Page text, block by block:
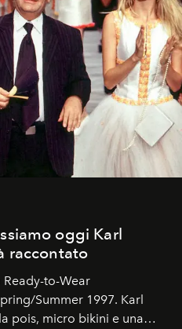
oggi Karl
raccontato
to-Wear
Summer 1997. Karl
pois, micro bikini e una